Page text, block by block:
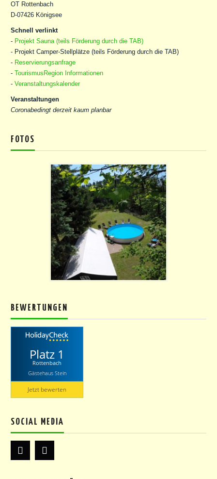
OT Rottenbach
D-07426 Königsee
Schnell verlinkt
- Projekt Sauna (teils Förderung durch die TAB)
- Projekt Camper-Stellplätze (teils Förderung durch die TAB)
- Reservierungsanfrage
-TourismusRegion Informationen
-Veranstaltungskalender
Veranstaltungen
Coronabedingt derzeit kaum planbar
FOTOS
BEWERTUNGEN
Platz 1
Rottenbach
Gästehaus Stein
Jetzt bewerten
SOCIAL MEDIA